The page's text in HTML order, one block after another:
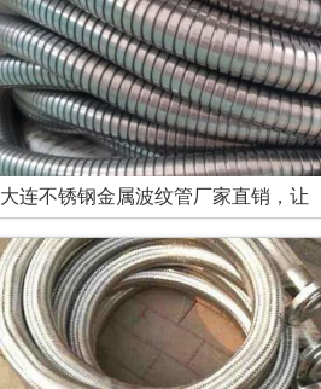
大连不锈钢金属波纹管厂家直销，让